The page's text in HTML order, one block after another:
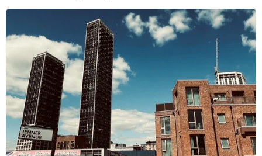
Các tay súng ISIL tại địa điểm không được xác định. (Nguồn:
AFP/TTXVN)
Tờ Haaretz của Israel dẫn các nguồn tin khu vực
ngày 21/5 cho biết những kẻ thánh chiến Hồi
giáo đang cố thiết lập một nhà nước Hồi giáo do
lực lượng này kiểm soát ở khu vực biên giới
giữa Syria và Iraq.
Báo này dẫn lời nhà hoạt động Abdel Salam